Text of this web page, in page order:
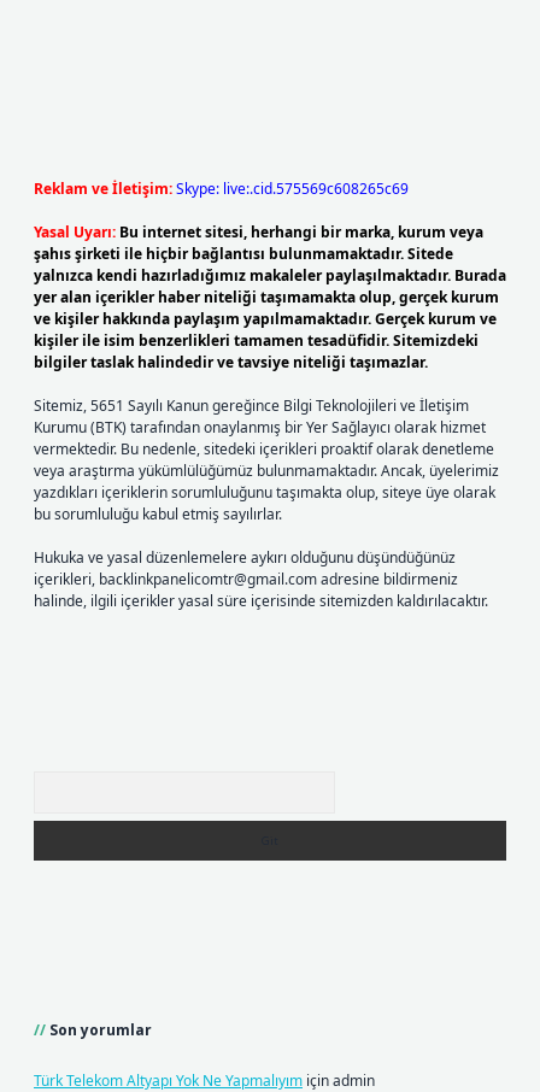
Reklam ve İletişim:Skype: live:.cid.575569c608265c69
Yasal Uyarı: Bu internet sitesi, herhangi bir marka, kurum veya
şahıs şirketi ile hiçbir bağlantısı bulunmamaktadır. Sitede
yalnızca kendi hazırladığımız makaleler paylaşılmaktadır. Burada
yer alan içerikler haber niteliği taşımamakta olup, gerçek kurum
ve kişiler hakkında paylaşım yapılmamaktadır. Gerçek kurum ve
kişiler ile isim benzerlikleri tamamen tesadüfidir. Sitemizdeki
bilgiler taslak halindedir ve tavsiye niteliği taşımazlar.
Sitemiz, 5651 Sayılı Kanun gereğince Bilgi Teknolojileri ve İletişim
Kurumu (BTK) tarafından onaylanmış bir Yer Sağlayıcı olarak hizmet
vermektedir. Bu nedenle, sitedeki içerikleri proaktif olarak denetleme
veya araştırma yükümlülüğümüz bulunmamaktadır. Ancak, üyelerimiz
yazdıkları içeriklerin sorumluluğunu taşımakta olup, siteye üye olarak
bu sorumluluğu kabul etmiş sayılırlar.
Hukuka ve yasal düzenlemelere aykırı olduğunu düşündüğünüz
içerikleri, backlinkpanelicomtr@gmail.comadresine bildirmeniz
halinde, ilgili içerikler yasal süre içerisinde sitemizden kaldırılacaktır.
Son yorumlar
Türk Telekom Altyapı Yok Ne Yapmalıyım içinadmin